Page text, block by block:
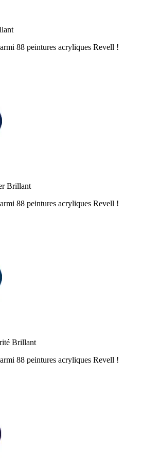
88 peintures acryliques Revell !
Brillant
88 peintures acryliques Revell !
Brillant
88 peintures acryliques Revell !